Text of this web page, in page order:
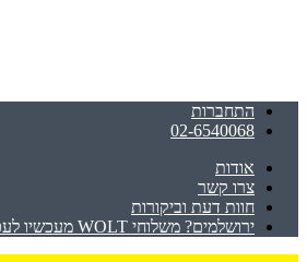
התחברות
02-6540068
אודות
צרו קשר
חוות דעת וביקורות
ירושלמים? משלוחי WOLT מעכשיו לעכשיו!